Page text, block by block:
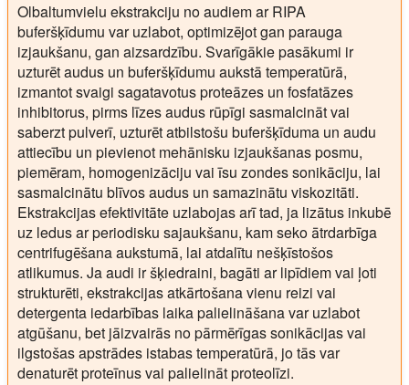
Olbaltumvielu ekstrakciju no audiem ar RIPA
buferšķīdumu var uzlabot, optimizējot gan parauga
izjaukšanu, gan aizsardzību. Svarīgākie pasākumi ir
uzturēt audus un buferšķīdumu aukstā temperatūrā,
izmantot svaigi sagatavotus proteāzes un fosfatāzes
inhibitorus, pirms līzes audus rūpīgi sasmalcināt vai
saberzt pulverī, uzturēt atbilstošu buferšķīduma un audu
attiecību un pievienot mehānisku izjaukšanas posmu,
piemēram, homogenizāciju vai īsu zondes sonikāciju, lai
sasmalcinātu blīvos audus un samazinātu viskozitāti.
Ekstrakcijas efektivitāte uzlabojas arī tad, ja lizātus inkubē
uz ledus ar periodisku sajaukšanu, kam seko ātrdarbīga
centrifugēšana aukstumā, lai atdalītu nešķīstošos
atlikumus. Ja audi ir šķiedraini, bagāti ar lipīdiem vai ļoti
strukturēti, ekstrakcijas atkārtošana vienu reizi vai
detergenta iedarbības laika palielināšana var uzlabot
atgūšanu, bet jāizvairās no pārmērīgas sonikācijas vai
ilgstošas apstrādes istabas temperatūrā, jo tās var
denaturēt proteīnus vai palielināt proteolīzi.